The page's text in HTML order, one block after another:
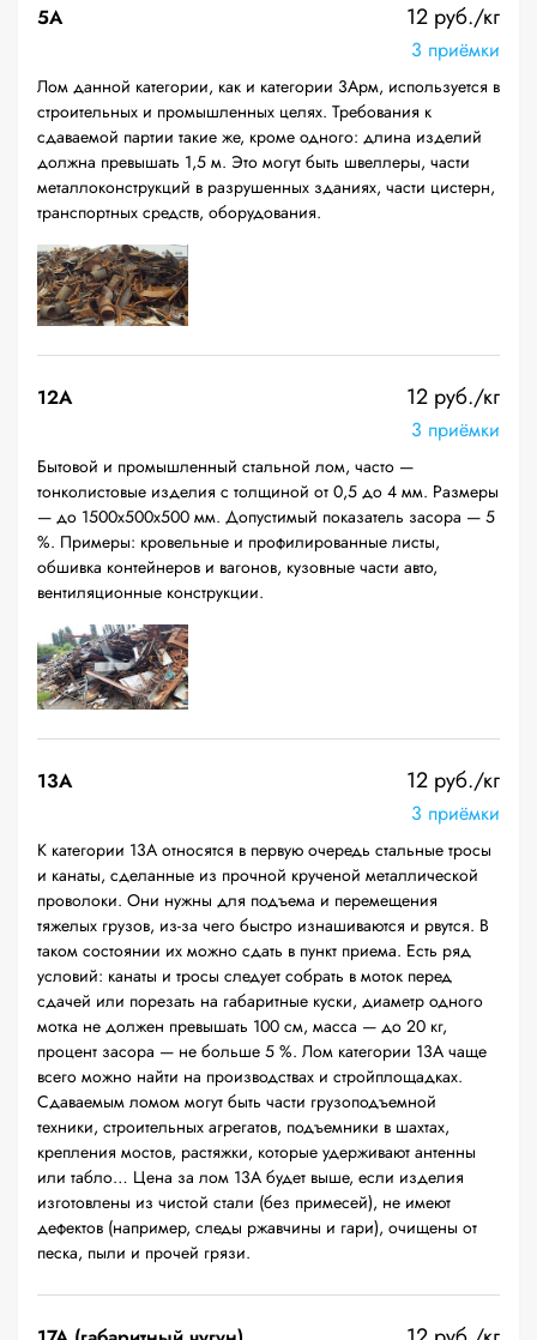
5А 12 руб./кг
3 приёмки
Лом данной категории, как и категории 3Арм, используется в
строительных и промышленных целях. Требования к
сдаваемой партии такие же, кроме одного: длина изделий
должна превышать 1,5 м. Это могут быть швеллеры, части
металлоконструкций в разрушенных зданиях, части цистерн,
транспортных средств, оборудования.
12A 12 руб./кг
3 приёмки
Бытовой и промышленный стальной лом, часто —
тонколистовые изделия с толщиной от 0,5 до 4 мм. Размеры
— до 1500х500х500 мм. Допустимый показатель засора — 5
%. Примеры: кровельные и профилированные листы,
обшивка контейнеров и вагонов, кузовные части авто,
вентиляционные конструкции.
13А 12 руб./кг
3 приёмки
К категории 13А относятся в первую очередь стальные тросы
и канаты, сделанные из прочной крученой металлической
проволоки. Они нужны для подъема и перемещения
тяжелых грузов, из-за чего быстро изнашиваются и рвутся. В
таком состоянии их можно сдать в пункт приема. Есть ряд
условий: канаты и тросы следует собрать в моток перед
сдачей или порезать на габаритные куски, диаметр одного
мотка не должен превышать 100 см, масса — до 20 кг,
процент засора — не больше 5 %. Лом категории 13А чаще
всего можно найти на производствах и стройплощадках.
Сдаваемым ломом могут быть части грузоподъемной
техники, строительных агрегатов, подъемники в шахтах,
крепления мостов, растяжки, которые удерживают антенны
или табло… Цена за лом 13А будет выше, если изделия
изготовлены из чистой стали (без примесей), не имеют
дефектов (например, следы ржавчины и гари), очищены от
песка, пыли и прочей грязи.